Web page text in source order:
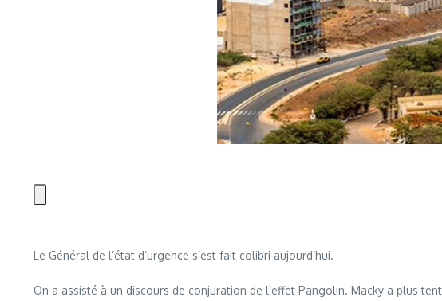
Le Général de l’état d’urgence s’est fait colibri aujourd’hui.
On a assisté à un discours de conjuration de l’effet Pangolin. Macky a plus